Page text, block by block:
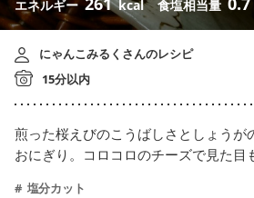
エネルギー kcal 食塩相当量
にゃんこみるくさんのレシピ
15分以内
煎った桜えびのこうばしさとしょうが
おにぎり。コロコロのチーズで見た目
塩分カット